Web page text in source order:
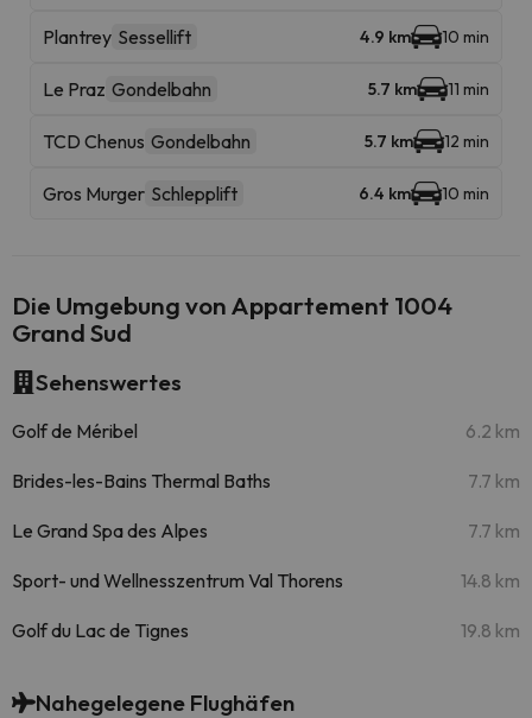
Plantrey Sessellift 4.9 km 10 min
Le Praz Gondelbahn 5.7 km 11 min
TCD Chenus Gondelbahn 5.7 km 12 min
Gros Murger Schlepplift 6.4 km 10 min
Die Umgebung von Appartement 1004
Grand Sud
Sehenswertes
Golf de Méribel 6.2 km
Brides-les-Bains Thermal Baths 7.7 km
Le Grand Spa des Alpes 7.7 km
Sport- und Wellnesszentrum Val Thorens 14.8 km
Golf du Lac de Tignes 19.8 km
Nahegelegene Flughäfen